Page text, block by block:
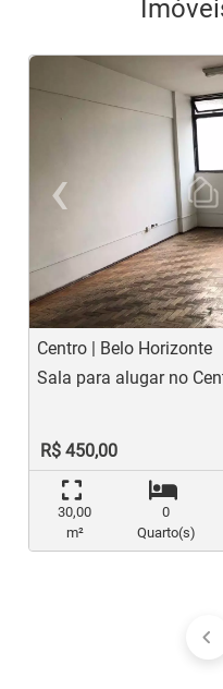
‹
Centro | Belo Horizonte
Sala para alugar no
R$ 450,00
30,00
m²
0
Quarto(s)